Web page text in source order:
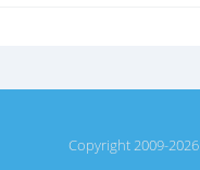
Copyright 2009-